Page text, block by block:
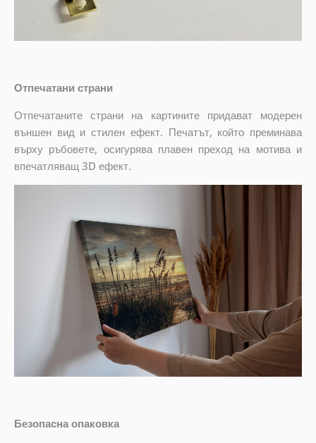
Отпечатани страни
Отпечатаните страни на картините придават модерен
външен вид и стилен ефект. Печатът, който преминава
върху ръбовете, осигурява плавен преход на мотива и
впечатляващ 3D ефект.
Безопасна опаковка